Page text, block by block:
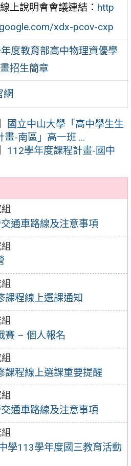
通車路線及注意事項
課程線上選課通知
賽 – 個人報名
課程線上選課重要提醒
通車路線及注意事項
學113學年度國三教育活動
上說明會會議連結： http
xdx-pcov-cxp
度教育部高中物理資優學
招生簡章
網
國立中山大學「高中學生生
-南區」高一班 ...
112學年度課程計畫-國中